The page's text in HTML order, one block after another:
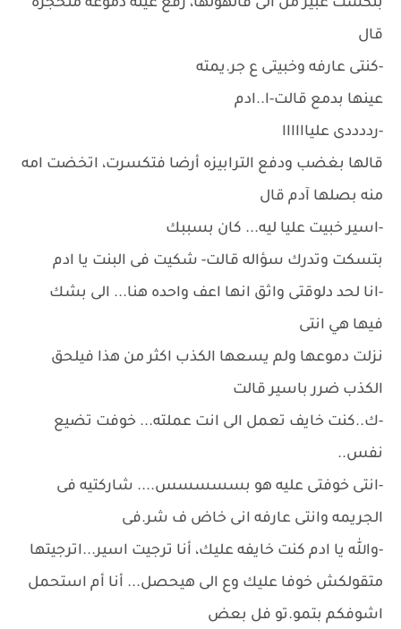
بتكست عبير من الى قالهولها، رفع عينه دموعه متحجره
قال
-كنتى عارفه وخبيتى ع جر.يمته
عينها بدمع قالت-ا..ادم
-رددددى علياااااا
قالها بغضب ودفع الترابيزه أرضا فتكسرت، اتخضت امه
منه بصلها آدم قال
-اسير خبيت عليا ليه... كان بسببك
بتسكت وتدرك سؤاله قالت- شكيت فى البنت يا ادم
-انا لحد دلوقتى واثق انها اعف واحده هنا... الى بشك
فيها هي انتى
نزلت دموعها ولم يسعها الكذب اكثر من هذا فيلحق
الكذب ضرر باسير قالت
-ك..كنت خايف تعمل الى انت عملته... خوفت تضيع
نفس..
-انتى خوفتى عليه هو بسسسسس.... شاركتيه فى
الجريمه وانتى عارفه انى خاض ف شر.فى
-والله يا ادم كنت خايفه عليك، أنا ترجيت اسير...اترجيتها
متقولكش خوفا عليك وع الى هيحصل... أنا أم استحمل
اشوفكم بتمو.تو فل بعض